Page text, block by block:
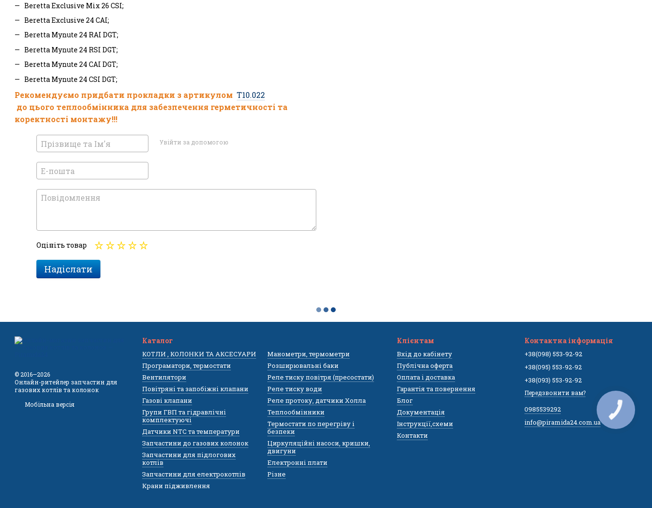
Beretta Exclusive Mix 26 CSI;
Beretta Exclusive 24 CAI;
Beretta Mynute 24 RAI DGT;
Beretta Mynute 24 RSI DGT;
Beretta Mynute 24 CAI DGT;
Beretta Mynute 24 CSI DGT;
Рекомендуємо придбати прокладки з артикулом T10.022
до цього теплообмінника для забезпечення герметичності та
коректності монтажу!!!
Увійти за допомогою
Оцініть товар
Надіслати
© 2016—2026
Онлайн-ритейлер запчастин для
газових котлів та колонок
Мобільна версія
Каталог
КОТЛИ , КОЛОНКИ ТА АКСЕСУАРИ
Програматори, термостати
Вентилятори
Повітряні та запобіжні клапани
Газові клапани
Групи ГВП та гідравлічні
комплектуючі
Датчики NTC та температури
Запчастини до газових колонок
Запчастини для підлогових
котлів
Запчастини для електрокотлів
Крани підживлення
Манометри, термометри
Розширювальні баки
Реле тиску повітря (пресостати)
Реле тиску води
Реле протоку, датчики Холла
Теплообмінники
Термостати по перегріву і
безпеки
Циркуляційні насоси, кришки,
двигуни
Електронні плати
Різне
Клієнтам
Вхід до кабінету
Публічна оферта
Оплата і доставка
Гарантія та повернення
Блог
Документація
Інструкції,схеми
Контакти
Контактна інформація
+38(098) 553-92-92
+38(095) 553-92-92
+38(093) 553-92-92
Передзвонити вам?
0985539292
info@piramida24.com.ua
КНОПКА
ЗВ'ЯЗКУ